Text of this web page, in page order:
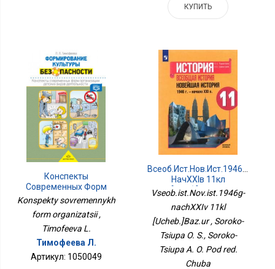
КУПИТЬ
Конспекты
Современных Форм
Организации
Konspekty sovremennykh
form organizatsii ,
Timofeeva L.
Тимофеева Л.
Артикул: 1050049
Всеоб.ист.Нов.ист.1946г-
НачXXIв 11кл
[Учеб.]Баз.ур
Vseob.ist.Nov.ist.1946g-
nachXXIv 11kl
[Ucheb.]Baz.ur , Soroko-
Tsiupa O. S., Soroko-
Tsiupa A. O. Pod red.
Chuba